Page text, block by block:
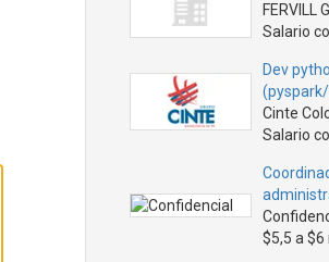
FERVILL
Salario
Dev
Cinte
Salario
$5,5 a